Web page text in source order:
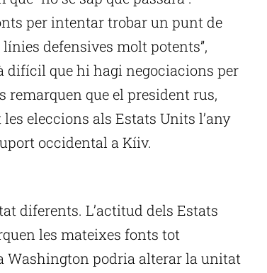
per intentar trobar un punt de
defensives molt potents”,
difícil que hi hagi negociacions per
remarquen que el president rus,
eleccions als Estats Units l’any
occidental a Kíiv.
diferents. L’actitud dels Estats
les mateixes fonts tot
Washington podria alterar la unitat